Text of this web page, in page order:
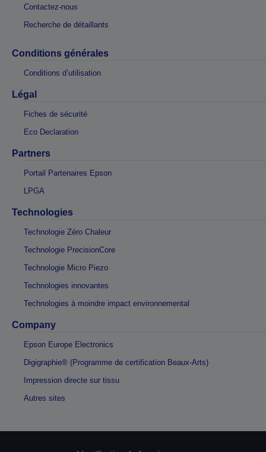
Contactez-nous
Recherche de détaillants
Conditions générales
Conditions d’utilisation
Légal
Fiches de sécurité
Eco Declaration
Partners
Portail Partenaires Epson
LPGA
Technologies
Technologie Zéro Chaleur
Technologie PrecisionCore
Technologie Micro Piezo
Technologies innovantes
Technologies à moindre impact environnemental
Company
Epson Europe Electronics
Digigraphie® (Programme de certification Beaux-Arts)
Impression directe sur tissu
Autres sites